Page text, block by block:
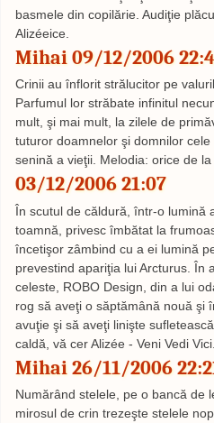
basmele din copilărie. Audiţie
Alizéeice.
Mihai 09/12/2006
Crinii au înflorit strălucitor pe
Parfumul lor străbate infinitul
mult, şi mai mult, la zilele de
tuturor doamnelor şi domnilor
senină a vieţii. Melodia: orice de
03/12/2006 21:07
În scutul de căldură, într-o lumină
toamnă, privesc îmbătat la
încetişor zâmbind cu a ei lumină
prevestind apariţia lui Arcturus. În
celeste, ROBO Design, din a lui
rog să aveţi o săptămână nouă şi
avuţie şi să aveţi linişte
caldă, vă cer Alizée - Veni Vedi Vici.
Mihai 26/11/2006
Numărând stelele, pe o bancă de
mirosul de crin trezeşte stelele